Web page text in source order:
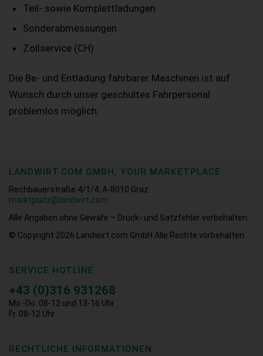
Teil- sowie Komplettladungen
Sonderabmessungen
Zollservice (CH)
Die Be- und Entladung fahrbarer Maschinen ist auf
Wunsch durch unser geschultes Fahrpersonal
problemlos möglich.
LANDWIRT.COM GMBH, YOUR MARKETPLACE
Rechbauerstraße 4/1/4, A-8010 Graz
marktplatz@landwirt.com
Alle Angaben ohne Gewähr – Druck- und Satzfehler vorbehalten.
© Copyright 2026
Landwirt.com GmbH Alle Rechte vorbehalten.
SERVICE HOTLINE
+43 (0)316 931268
Mo.-Do. 08-12 und 13-16 Uhr
Fr. 08-12 Uhr
RECHTLICHE INFORMATIONEN